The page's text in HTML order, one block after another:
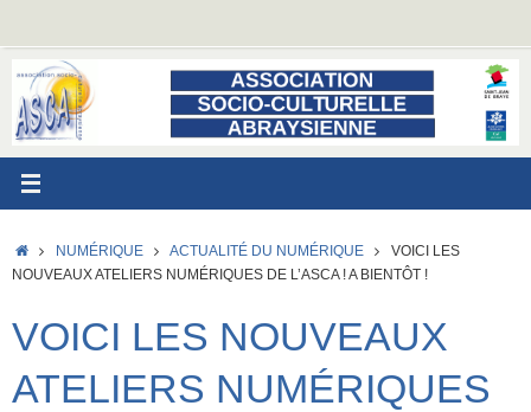
contenu
ACCUEIL
NUMÉRIQUE ACTUALITÉ DU NUMÉRIQUE
VOICI LES
NOUVEAUX ATELIERS NUMÉRIQUES DE L’ASCA ! A BIENTÔT !
VOICI LES NOUVEAUX
ATELIERS NUMÉRIQUES